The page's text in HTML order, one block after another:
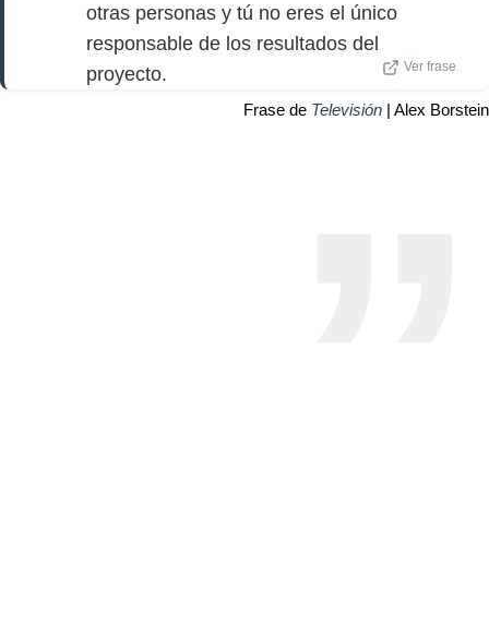
otras personas y tú no eres el único
responsable de los resultados del
proyecto.
Ver frase
Frase de Televisión | Alex Borstein